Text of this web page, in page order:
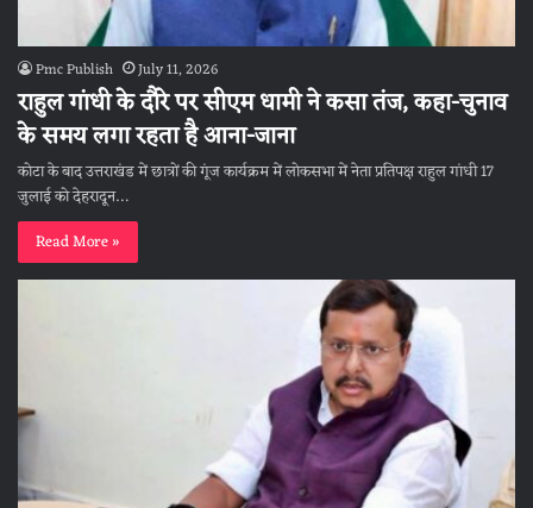
Pmc Publish July 11, 2026
राहुल गांधी के दौरे पर सीएम धामी ने कसा तंज, कहा-चुनाव
के समय लगा रहता है आना-जाना
कोटा के बाद उत्तराखंड में छात्रों की गूंज कार्यक्रम में लोकसभा में नेता प्रतिपक्ष राहुल गांधी 17
जुलाई को देहरादून…
Read More »